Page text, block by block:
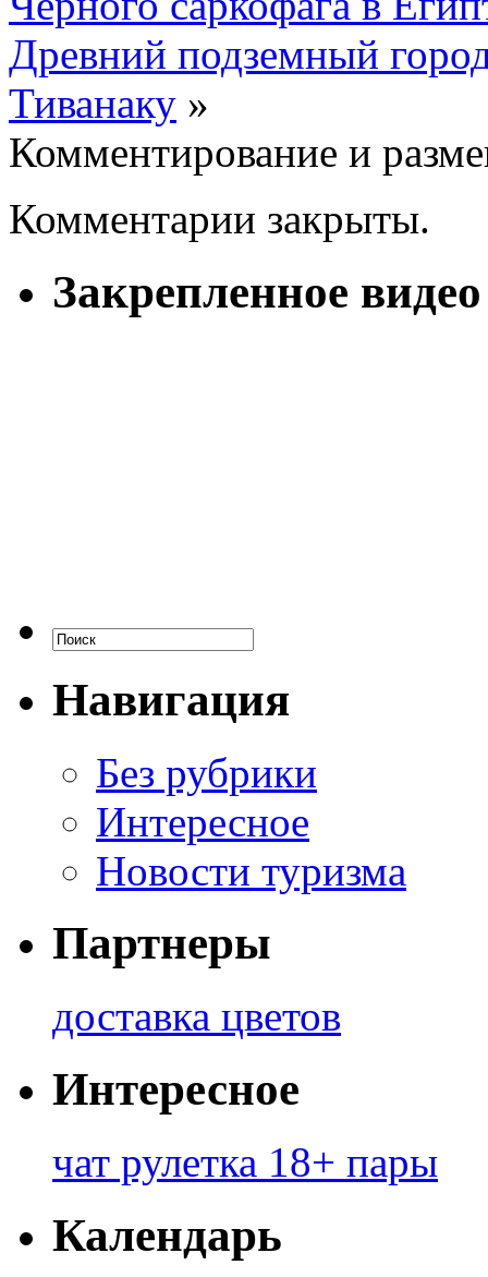
Древний подземный
Тиванаку »
Комментирование и
Комментарии закрыты.
Закрепленное видео
Навигация
Без рубрики
Интересное
Новости туризма
Партнеры
доставка цветов
Интересное
чат рулетка 18+ пары
Календарь